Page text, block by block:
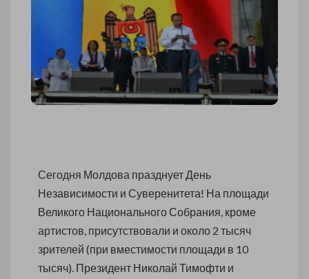
Сегодня Молдова празднует День
Независимости и Суверенитета! На площади
Великого Национального Собрания, кроме
артистов, присутствовали и около 2 тысяч
зрителей (при вместимости площади в 10
тысяч). Президент Николай Тимофти и